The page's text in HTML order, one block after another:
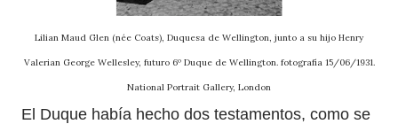
Lilian Maud Glen (née Coats), Duquesa de Wellington, junto a su hijo Henry
Valerian George Wellesley, futuro 6º Duque de Wellington. fotografía 15/06/1931.
National Portrait Gallery, London
El Duque había hecho dos testamentos, como se